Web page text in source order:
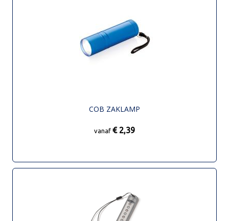
COB ZAKLAMP
vanaf € 2,39